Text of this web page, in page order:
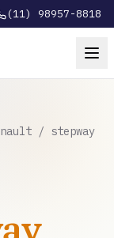
(11) 98957-8818
/ stepway